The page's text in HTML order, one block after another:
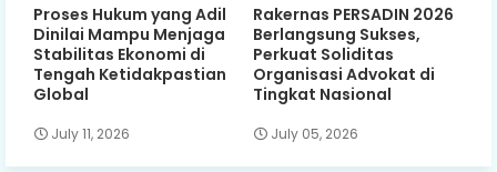
Proses Hukum yang Adil
Dinilai Mampu Menjaga
Stabilitas Ekonomi di
Tengah Ketidakpastian
Global
July 11, 2026
Rakernas PERSADIN 2026
Berlangsung Sukses,
Perkuat Soliditas
Organisasi Advokat di
Tingkat Nasional
July 05, 2026